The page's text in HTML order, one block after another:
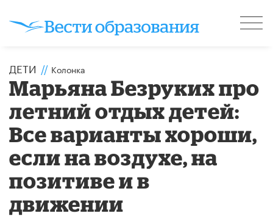
ДЕТИ // Колонка
Марьяна Безруких про
летний отдых детей:
Все варианты хороши,
если на воздухе, на
позитиве и в
движении